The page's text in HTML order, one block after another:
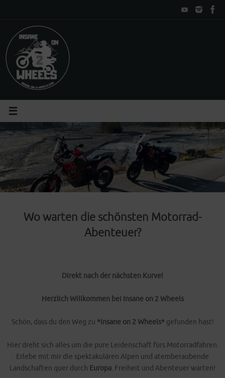
Wo warten die schönsten Motorrad-
Abenteuer?
Direkt nach der nächsten Kurve!
Herzlich Willkommen bei Insane on 2 Wheels
Schön, dass du den Weg zu *Insane on 2 Wheels* gefunden hast!
Hier dreht sich alles um die pure Leidenschaft fürs Motorradfahren.
Erlebe mit mir die spektakulären Alpen und atemberaubende
Landschaften quer durch Europa. Freiheit und Abenteuer warten!